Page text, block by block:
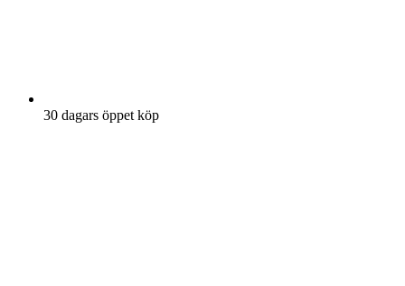
30 dagars öppet köp